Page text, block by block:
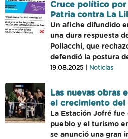
Cruce político por
Patria contra La
Un afiche difundido
una dura respuesta
Pollacchi, que
defendió la postura
19.08.2025 | Noticias
Las nuevas obras
el crecimiento del
La Estación Jofré
pueblo y el turismo
se anunció una gran